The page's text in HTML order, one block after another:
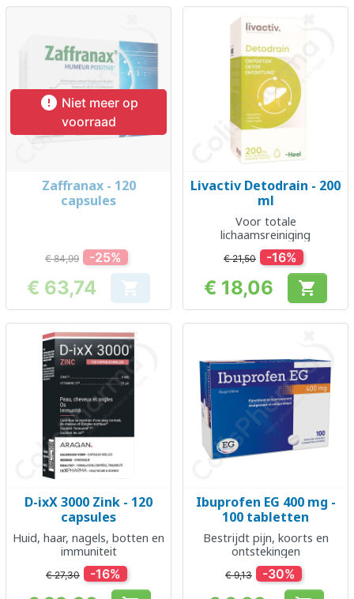
 Niet meer op
voorraad
Zaffranax - 120
capsules
€ 84,99 -25%
Prijs
€ 63,74 
Livactiv Detodrain - 200
ml
Voor totale
lichaamsreiniging
€ 21,50 -16%
Prijs
€ 18,06 
D-ixX 3000 Zink - 120
capsules
Huid, haar, nagels, botten en
immuniteit
€ 27,30 -16%
Ibuprofen EG 400 mg -
100 tabletten
Bestrijdt pijn, koorts en
ontstekingen
€ 9,13 -30%